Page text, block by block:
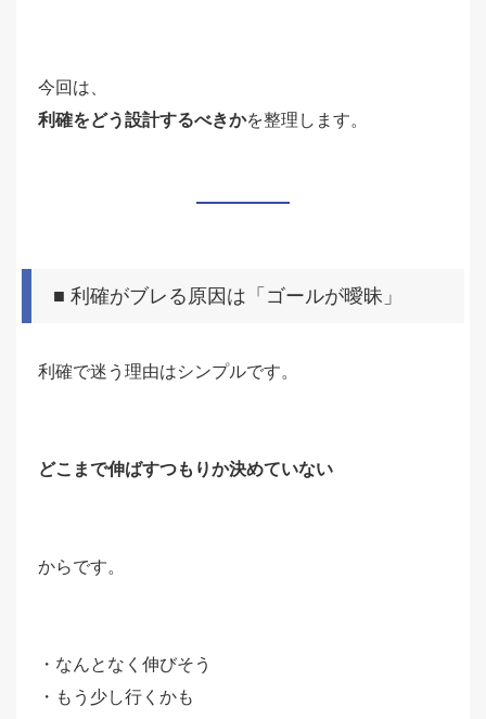
今回は、
利確をどう設計するべきかを整理します。
■ 利確がブレる原因は「ゴールが曖昧」
利確で迷う理由はシンプルです。
どこまで伸ばすつもりか決めていない
からです。
・なんとなく伸びそう
・もう少し行くかも